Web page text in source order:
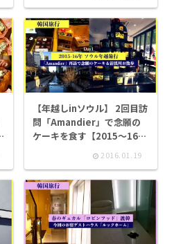
【年越しinソウル】 2回目訪
問「Amandier」で念願の
ケーキを食す【2015～16
2016.01.19